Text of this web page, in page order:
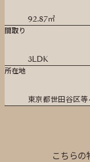
92.87㎡
間取り
3LDK
所在地
東京都世田谷区等
こちらの